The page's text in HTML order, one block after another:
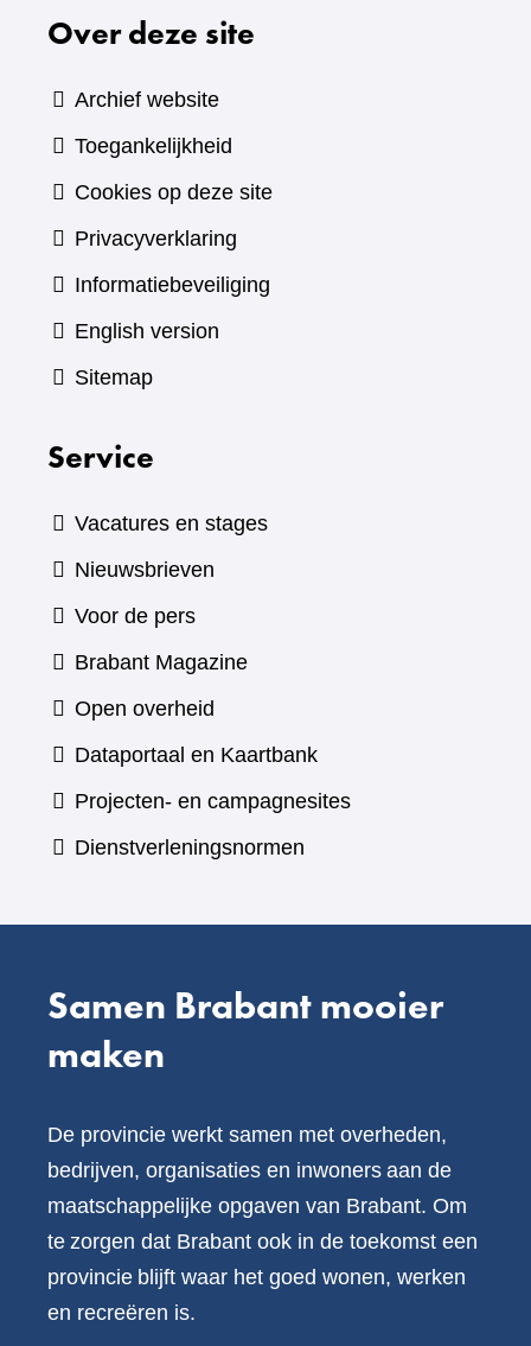
Over deze site
Archief website
Toegankelijkheid
Cookies op deze site
Privacyverklaring
Informatiebeveiliging
English version
Sitemap
Service
Vacatures en stages
Nieuwsbrieven
Voor de pers
Brabant Magazine(verwijst
andere
website)
Open overheid
Dataportaal en Kaartbank(verwijst
naar
Projecten- en campagnesites
Dienstverleningsnormen
Samen Brabant mooier
maken
De provincie werkt samen met overheden,
bedrijven, organisaties en inwoners aan de
maatschappelijke opgaven van Brabant. Om
te zorgen dat Brabant ook in de toekomst een
provincie blijft waar het goed wonen, werken
en recreëren is.